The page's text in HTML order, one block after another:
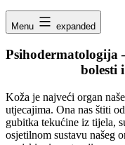
Menu expanded
Psihodermatologija
bolesti
Koža je najveći organ
utjecajima. Ona nas štiti
gubitka tekućine iz tijela,
osjetilnom sustavu našeg